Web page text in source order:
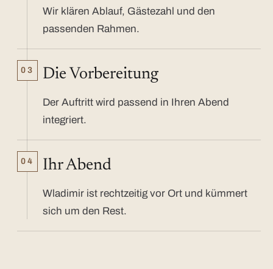
Wir klären Ablauf, Gästezahl und den
passenden Rahmen.
03 Die Vorbereitung
Der Auftritt wird passend in Ihren Abend
integriert.
04 Ihr Abend
Wladimir ist rechtzeitig vor Ort und kümmert
sich um den Rest.